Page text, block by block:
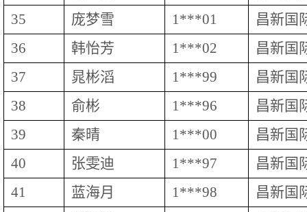
35
庞梦雪 1***01
昌新国
36
韩怡芳 1***02
昌新国
37
晁彬滔 1***99
昌新国
38
俞彬 1***96
昌新国
39
秦晴 1***00
昌新国
40
张雯迪 1***97
昌新国
41
蓝海月 1***98
昌新国